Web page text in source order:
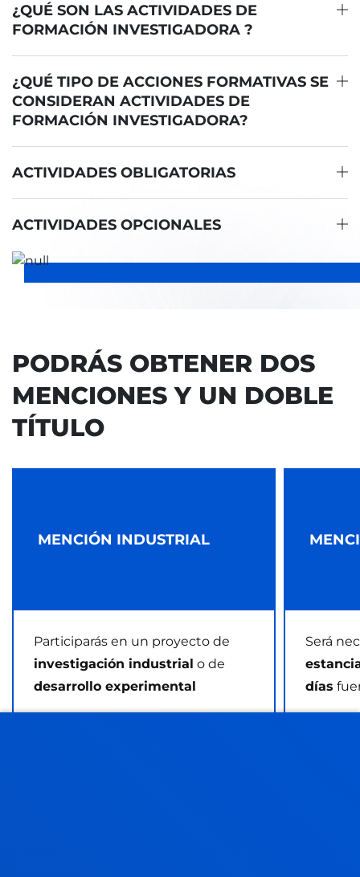
¿QUÉ SON LAS ACTIVIDADES DE
FORMACIÓN INVESTIGADORA ?
¿QUÉ TIPO DE ACCIONES FORMATIVAS SE
CONSIDERAN ACTIVIDADES DE
FORMACIÓN INVESTIGADORA?
ACTIVIDADES OBLIGATORIAS
ACTIVIDADES OPCIONALES
PODRÁS OBTENER DOS
MENCIONES Y UN DOBLE
TÍTULO
MENCIÓN INDUSTRIAL
Participarás en un proyecto de
investigación industrial o de
desarrollo experimental
Será
días